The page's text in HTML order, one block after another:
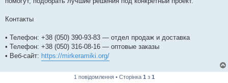
Контакты
• Телефон: +38 (050) 390-93-83 — отдел продаж и доставка
• Телефон: +38 (050) 316-08-16 — оптовые заказы
• Веб-сайт: https://mirkeramiki.org/
1 повідомлення • Сторінка 1 з 1